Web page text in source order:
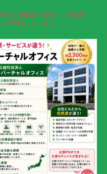
内の横浜市 緑区 ・ 青葉区 ・
活動しています。